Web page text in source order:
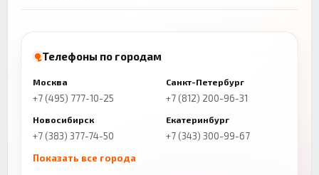
Телефоны по городам
Москва
+7 (495) 777-10-25
Санкт-Петербург
+7 (812) 200-96-31
Новосибирск
+7 (383) 377-74-50
Екатеринбург
+7 (343) 300-99-67
Показать все города